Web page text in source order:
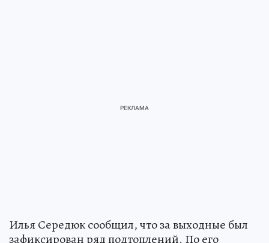
Илья Середюк сообщил, что за выходные был
зафиксирован ряд подтоплений. По его